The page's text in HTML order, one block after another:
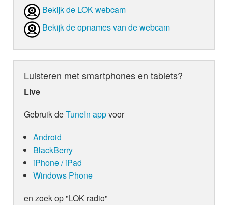
Bekijk de LOK webcam
Bekijk de opnames van de webcam
Luisteren met smartphones en tablets?
Live
Gebruik deTuneIn appvoor
Android
BlackBerry
iPhone / iPad
Windows Phone
en zoek op "LOK radio"